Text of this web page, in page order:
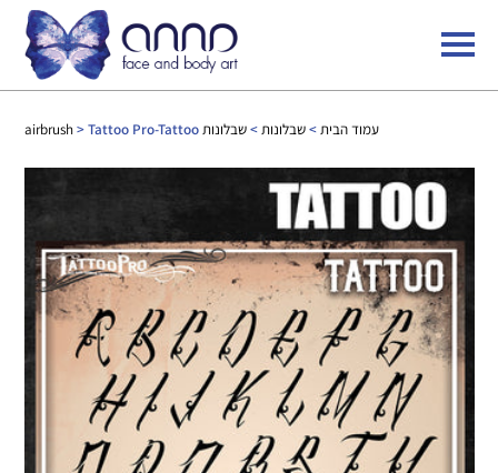
עמוד הבית>שבלונות>שבלונות airbrush> Tattoo Pro-Tattoo